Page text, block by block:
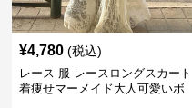
¥4,780 (税込)
レース 服 レースロングスカート
着痩せマーメイド大人可愛いボ